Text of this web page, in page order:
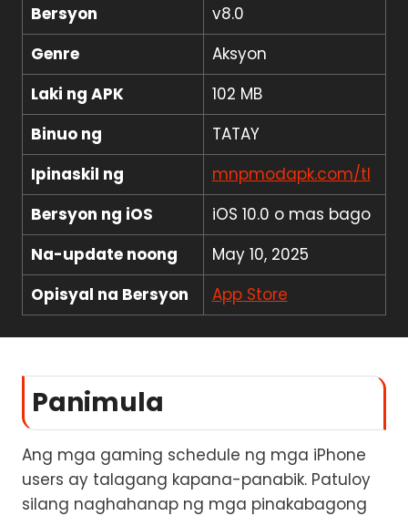
Bersyon
v8.0
Genre
Aksyon
Laki ng APK
102 MB
Binuo ng
TATAY
Ipinaskil ng
mnpmodapk.com/tl
Bersyon ng iOS
iOS 10.0 o mas bago
Na-update noong
May 10, 2025
Opisyal na Bersyon
App Store
Panimula
Ang mga gaming schedule ng mga iPhone
users ay talagang kapana-panabik. Patuloy
silang naghahanap ng mga pinakabagong